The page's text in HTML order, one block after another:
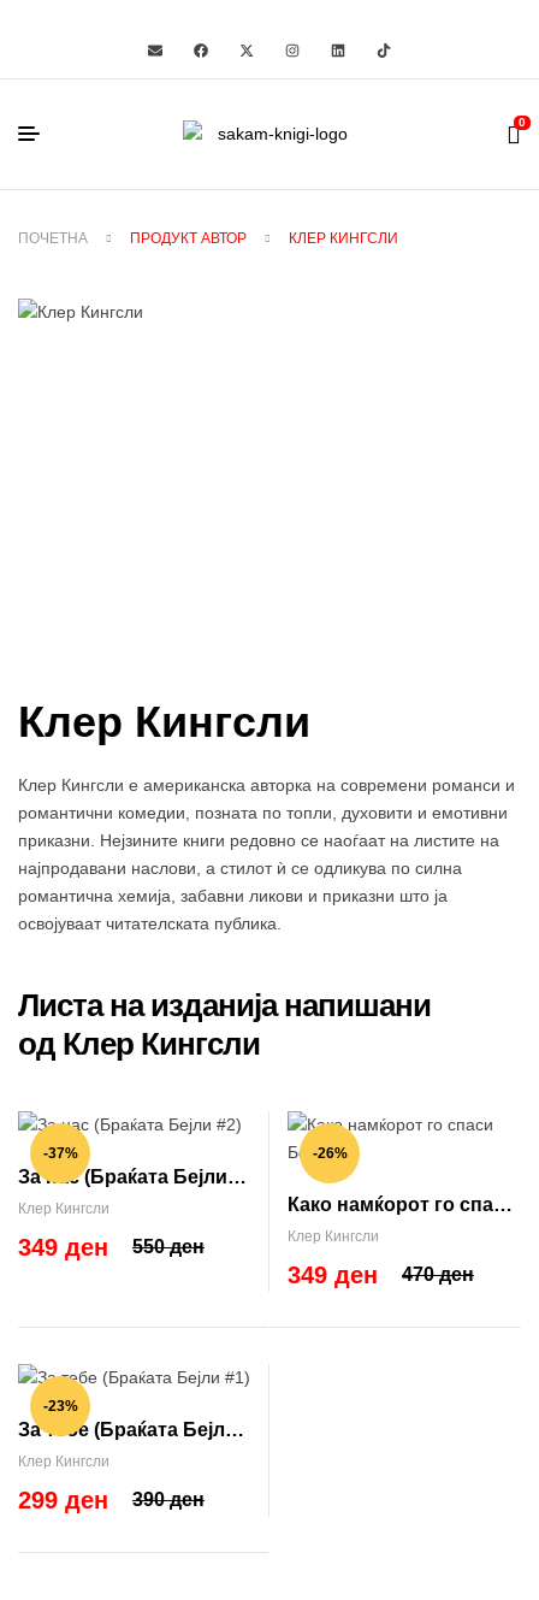
0
ПОЧЕТНА ПРОДУКТ АВТОР КЛЕР КИНГСЛИ
Клер Кингсли
Клер Кингсли е американска авторка на современи романси и
романтични комедии, позната по топли, духовити и емотивни
приказни. Нејзините книги редовно се наоѓаат на листите на
најпродавани наслови, а стилот ѝ се одликува по силна
романтична хемија, забавни ликови и приказни што ја
освојуваат читателската публика.
Листа на изданија напишани
од Клер Кингсли
-37%
За нас (Браќата Бејли
#2)
Клер Кингсли
550 ден
349 ден
-26%
Како намќорот го спаси
Божиќ
Клер Кингсли
470 ден
349 ден
-23%
За тебе (Браќата Бејли
#1)
Клер Кингсли
390 ден
299 ден